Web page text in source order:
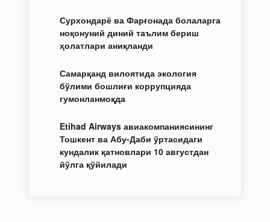
Сурхондарё ва Фарғонада болаларга
ноқонуний диний таълим бериш
ҳолатлари аниқланди
Самарқанд вилоятида экология
бўлими бошлиғи коррупцияда
гумонланмоқда
Etihad Airways авиакомпаниясининг
Тошкент ва Абу-Даби ўртасидаги
кундалик қатновлари 10 августдан
йўлга қўйилади